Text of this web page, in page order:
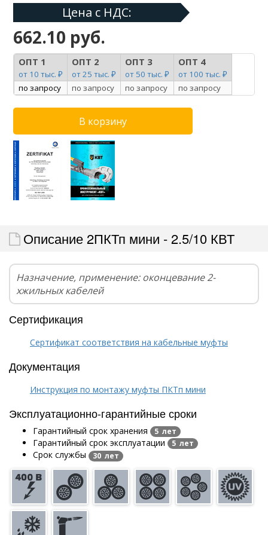
Цена с НДС:
662.10 руб.
ОПТ 1
от 10 тыс. ₽
ОПТ 2
от 25 тыс. ₽
ОПТ 3
от 50 тыс. ₽
ОПТ 4
от 100 тыс. ₽
по запросу
по запросу по запросу по запросу
Описание 2ПКТп мини - 2.5/10 КВТ
Назначение, применение: оконцевание 2-
хжильных кабелей
Сертификация
Сертификат соответствия на кабельные муфты
Документация
Инструкция по монтажу муфты ПКТп мини
Эксплуатационно-гарантийные сроки
Гарантийный срок хранения 5 лет
Гарантийный срок эксплуатации 5 лет
Срок службы 30 лет